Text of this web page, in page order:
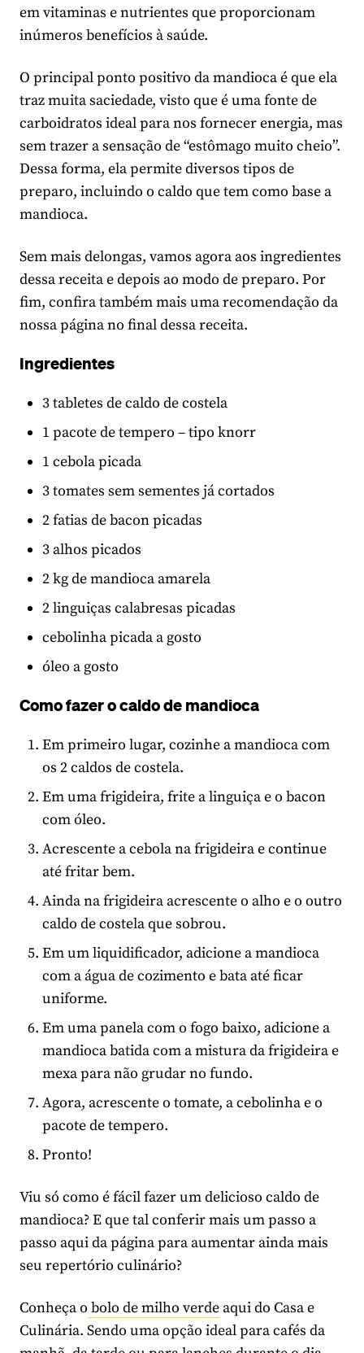
em vitaminas e nutrientes que proporcionam
inúmeros benefícios à saúde.
O principal ponto positivo da mandioca é que ela
traz muita saciedade, visto que é uma fonte de
carboidratos ideal para nos fornecer energia, mas
sem trazer a sensação de “estômago muito cheio”.
Dessa forma, ela permite diversos tipos de
preparo, incluindo o caldo que tem como base a
mandioca.
Sem mais delongas, vamos agora aos ingredientes
dessa receita e depois ao modo de preparo. Por
fim, confira também mais uma recomendação da
nossa página no final dessa receita.
Ingredientes
3 tabletes de caldo de costela
1 pacote de tempero – tipo knorr
1 cebola picada
3 tomates sem sementes já cortados
2 fatias de bacon picadas
3 alhos picados
2 kg de mandioca amarela
2 linguiças calabresas picadas
cebolinha picada a gosto
óleo a gosto
Como fazer o caldo de mandioca
Em primeiro lugar, cozinhe a mandioca com
os 2 caldos de costela.
Em uma frigideira, frite a linguiça e o bacon
com óleo.
Acrescente a cebola na frigideira e continue
até fritar bem.
Ainda na frigideira acrescente o alho e o outro
caldo de costela que sobrou.
Em um liquidificador, adicione a mandioca
com a água de cozimento e bata até ficar
uniforme.
Em uma panela com o fogo baixo, adicione a
mandioca batida com a mistura da frigideira e
mexa para não grudar no fundo.
Agora, acrescente o tomate, a cebolinha e o
pacote de tempero.
Pronto!
Viu só como é fácil fazer um delicioso caldo de
mandioca? E que tal conferir mais um passo a
passo aqui da página para aumentar ainda mais
seu repertório culinário?
Conheça o bolo de milho verdeaqui do Casa e
Culinária. Sendo uma opção ideal para cafés da